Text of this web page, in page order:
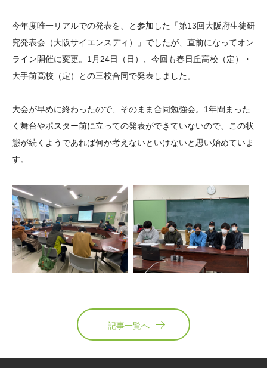
年報一覧 中谷財団レポート
ム
科学教育振興助成・
次世代理系人材育成プ
アクセス よくあるご質問
サイトマップ 中谷財団アーカイブ
日本語 English マイページ
今年度唯一リアルでの発表を、と参加した「第13回大阪府生徒研
究発表会（大阪サイエンスディ）」でしたが、直前になってオン
ライン開催に変更。1月24日（日）、今回も春日丘高校（定）・
大手前高校（定）との三校合同で発表しました。
大会が早めに終わったので、そのまま合同勉強会。1年間まった
く舞台やポスター前に立っての発表ができていないので、この状
態が続くようであれば何か考えないといけないと思い始めていま
す。
記事一覧へ